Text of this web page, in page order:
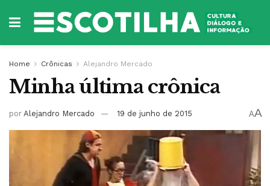
Home Crônicas Alejandro Mercado
Minha última crônica
por Alejandro Mercado 19 de junho de 2015 AA